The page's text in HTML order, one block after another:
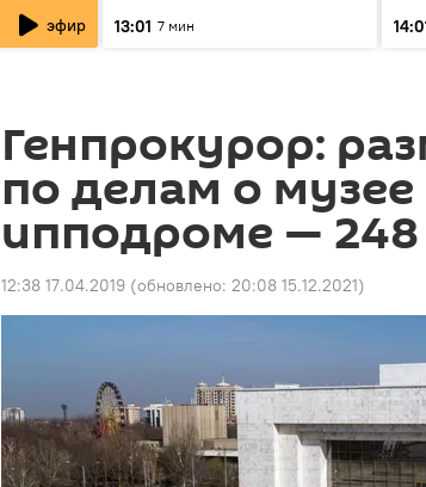
эфир 13:01 7 мин
Генпрокурор:
по делам о музее
ипподроме —
12:38 17.04.2019 (обновлено: 20:08 15.12.2021)